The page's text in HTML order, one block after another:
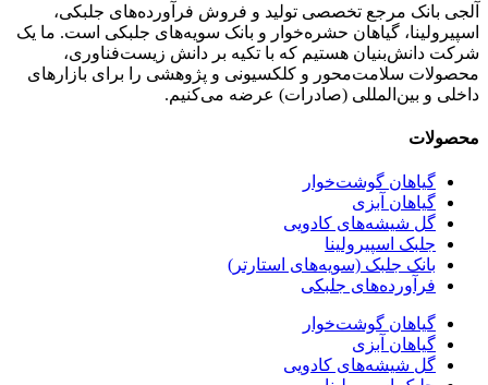
آلجی بانک مرجع تخصصی تولید و فروش فرآورده‌های جلبکی،
اسپیرولینا، گیاهان حشره‌خوار و بانک سویه‌های جلبکی است. ما یک
شرکت دانش‌بنیان هستیم که با تکیه بر دانش زیست‌فناوری،
محصولات سلامت‌محور و کلکسیونی و پژوهشی را برای بازارهای
داخلی و بین‌المللی (صادرات) عرضه می‌کنیم.
محصولات
گیاهان گوشت‌خوار
گیاهان آبزی
گل شیشه‌های کادویی
جلبک اسپیرولینا
بانک جلبک (سویه‌های استارتر)
فرآورده‌های جلبکی
گیاهان گوشت‌خوار
گیاهان آبزی
گل شیشه‌های کادویی